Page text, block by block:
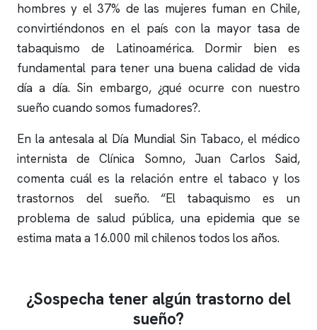
hombres y el 37% de las mujeres fuman en Chile,
convirtiéndonos en el país con la mayor tasa de
tabaquismo de Latinoamérica. Dormir bien es
fundamental para tener una buena calidad de vida
día a día. Sin embargo, ¿qué ocurre con nuestro
sueño cuando somos fumadores?.
En la antesala al Día Mundial Sin Tabaco, el médico
internista deClínica Somno, Juan Carlos Said,
comenta cuál es la relación entre el tabaco y los
trastornos del sueño. “El tabaquismo es un
problema de salud pública, una epidemia que se
estima mata a 16.000 mil chilenos todos los años.
¿Sospecha tener algún trastorno del
sueño?